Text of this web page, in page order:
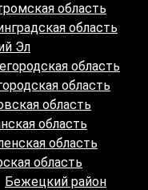
область
область
Эл
область
область
область
область
область
область
Бежецкий район